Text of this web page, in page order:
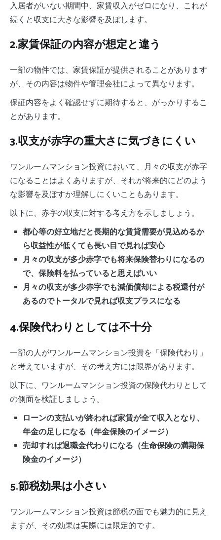
入居者がいない期間中、家賃収入がゼロになり、これが
続くと収支に大きな影響を及ぼします。
2.家賃保証の内容が想定と違う
一部の物件では、家賃保証が提供されることがあります
が、その内容は物件や管理会社によって異なります。
保証内容をよく確認せずに期待すると、がっかりするこ
とがあります。
3.収支が赤字の重大さに気づきにくい
ワンルームマンション投資において、月々の収支が赤字
になることはよくありますが、それが将来的にどのよう
な影響を及ぼすか理解しにくいこともあります。
以下に、赤字の収支に対する考え方を示しましょう。
都心等の好立地だと長期的な賃貸需要が見込めるか
ら収益性が低くても長い目で見れば安心
月々の収支が多少赤字でも将来保険替わりになるの
で、保険料を払っていると思えばいい
月々の収支が多少赤字でも減価償却による税還付が
あるのでトータルで見れば収支プラスになる
4.保険代わりとしては不十分
一部の人がワンルームマンション投資を「保険代わり」
と考えていますが、その考え方には限界があります。
以下に、ワンルームマンション投資の保険代わりとして
の側面を検証しましょう。
ローンの支払いが終われば家賃が全て収入となり、
年金の足しになる（年金保険のイメージ）
売却すれば退職金代わりになる（生命保険の満期保
険金のイメージ）
5.節税効果は小さい
ワンルームマンション投資は節税の面でも魅力的に見え
ますが、その効果は実際には限定的です。